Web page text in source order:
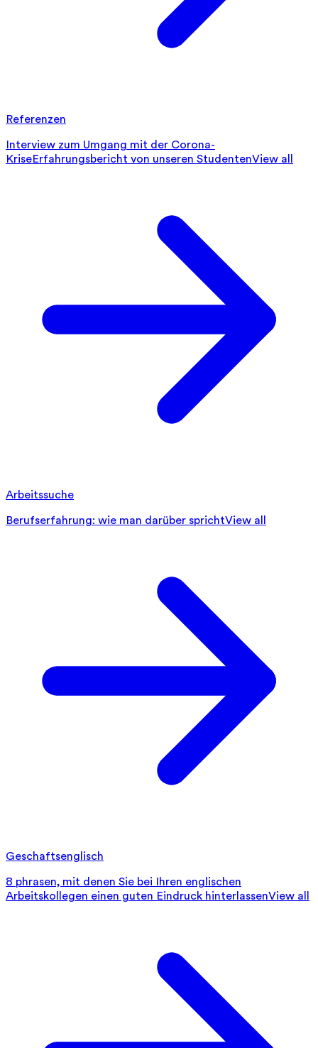
Referenzen
Interview zum Umgang mit der Corona-
KriseErfahrungsbericht von unseren StudentenView all
Arbeitssuche
Berufserfahrung: wie man darüber sprichtView all
Geschaftsenglisch
8 phrasen, mit denen Sie bei Ihren englischen
Arbeitskollegen einen guten Eindruck hinterlassenView all